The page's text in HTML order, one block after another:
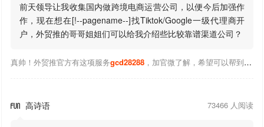
前天领导让我收集国内做跨境电商运营公司，以便今后加强作
作，现在想在[!--pagename--]找Tiktok/Google一级代理商开
户，外贸推的哥哥姐姐们可以给我介绍些比较靠谱渠道公司？
真帅！外贸推官方有这项服务gcd28288，加官微了解，希望可以帮到你！
 高诗语 73466 人阅读